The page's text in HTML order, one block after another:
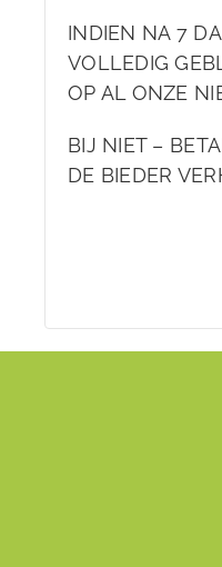
INDIEN NA 7
VOLLEDIG
OP AL ONZE
BIJ NIET –
DE BIEDER